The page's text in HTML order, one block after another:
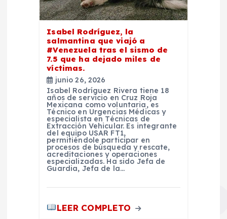
Isabel Rodríguez, la
salmantina que viajó a
#Venezuela tras el sismo de
7.5 que ha dejado miles de
víctimas.
junio 26, 2026
Isabel Rodríguez Rivera tiene 18
años de servicio en Cruz Roja
Mexicana como voluntaria, es
Técnico en Urgencias Médicas y
especialista en Técnicas de
Extracción Vehicular. Es integrante
del equipo USAR FT1,
permitiéndole participar en
procesos de búsqueda y rescate,
acreditaciones y operaciones
especializadas. Ha sido Jefa de
Guardia, Jefa de la…
LEER COMPLETO